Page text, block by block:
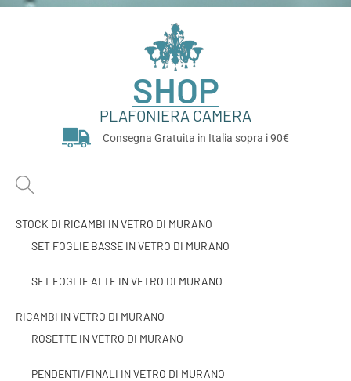
SHOP
PLAFONIERA CAMERA
Consegna Gratuita in Italia sopra i 90€
STOCK DI RICAMBI IN VETRO DI MURANO
SET FOGLIE BASSE IN VETRO DI MURANO
SET FOGLIE ALTE IN VETRO DI MURANO
RICAMBI IN VETRO DI MURANO
ROSETTE IN VETRO DI MURANO
PENDENTI/FINALI IN VETRO DI MURANO